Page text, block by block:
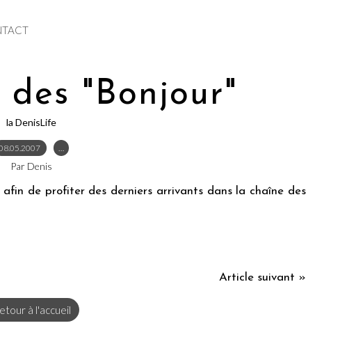
"Bonjour"
la DenisLife
…
Par Denis
afin de profiter des derniers arrivants dans la chaîne des
Article suivant »
à l'accueil